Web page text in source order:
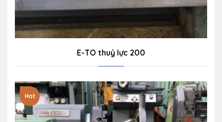
E-TO thuỷ lực 200
Hot